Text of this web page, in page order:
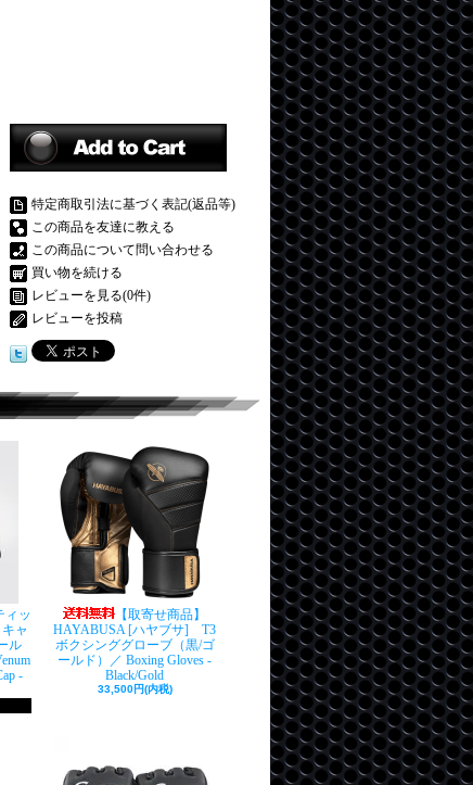
特定商取引法に基づく表記(返品等)
この商品を友達に教える
この商品について問い合わせる
買い物を続ける
レビューを見る(0件)
レビューを投稿
ィッ
ャ
ル
-
【取寄せ商品】
HAYABUSA [ハヤブサ] T3
ボクシンググローブ（黒/ゴ
ールド）／ Boxing Gloves -
Black/Gold
33,500円(内税)